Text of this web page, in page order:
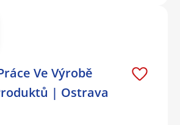
Ve Výrobě
| Ostrava